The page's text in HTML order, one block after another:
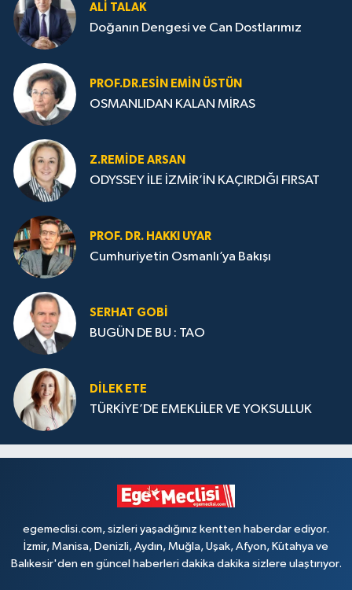
ALI TALAK
Doğanın Dengesi ve Can Dostlarımız
PROF.DR.ESIN EMIN ÜSTÜN
OSMANLIDAN KALAN MİRAS
Z.REMIDE ARSAN
ODYSSEY İLE İZMİR’İN KAÇIRDIĞI FIRSAT
PROF. DR. HAKKI UYAR
Cumhuriyetin Osmanlı’ya Bakışı
SERHAT GOBİ
BUGÜN DE BU : TAO
DILEK ETE
TÜRKİYE’DE EMEKLİLER VE YOKSULLUK
egemeclisi.com, sizleri yaşadığınız kentten haberdar ediyor.
İzmir, Manisa, Denizli, Aydın, Muğla, Uşak, Afyon, Kütahya ve
Balıkesir'den en güncel haberleri dakika dakika sizlere ulaştırıyor.